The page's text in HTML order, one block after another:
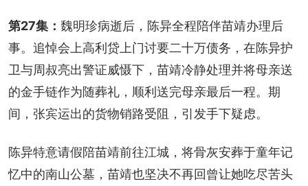
第27集： 魏明珍病逝后，陈异全程陪伴苗靖办理后
事。追悼会上高利贷上门讨要二十万债务，在陈异护
卫与周叔亮出警证威慑下，苗靖冷静处理并将母亲送
的金手链作为随葬礼，顺利送完母亲最后一程。期
间，张宾运出的货物销路受阻，引发手下疑虑。
陈异特意请假陪苗靖前往江城，将骨灰安葬于童年记
忆中的南山公墓，苗靖也坚决不再回曾让她吃尽苦头